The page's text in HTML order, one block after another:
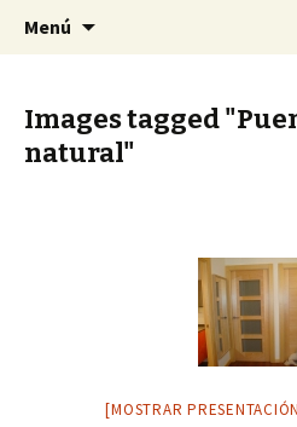
IMBUARAN
Cocinas
Menú
Images tagged
natural"
[MOSTRAR